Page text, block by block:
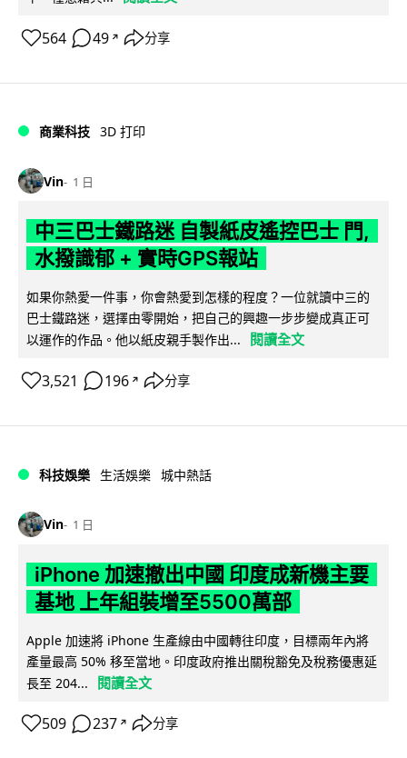
564 49 ↗ 分享
商業科技 3D 打印
Vin 1 日
中三巴士鐵路迷 自製紙皮遙控巴士 門,
水撥識郁 + 實時GPS報站
如果你熱愛一件事，你會熱愛到怎樣的程度？一位就讀中三的
巴士鐵路迷，選擇由零開始，把自己的興趣一步步變成真正可
以運作的作品。他以紙皮親手製作出...
閱讀全文
3,521 196 ↗ 分享
科技娛樂 生活娛樂 城中熱話
Vin 1 日
iPhone 加速撤出中國 印度成新機主要
基地 上年組裝增至5500萬部
Apple 加速將 iPhone 生產線由中國轉往印度，目標兩年內將
產量最高 50% 移至當地。印度政府推出關稅豁免及稅務優惠延
長至 204...
閱讀全文
509 237 ↗ 分享